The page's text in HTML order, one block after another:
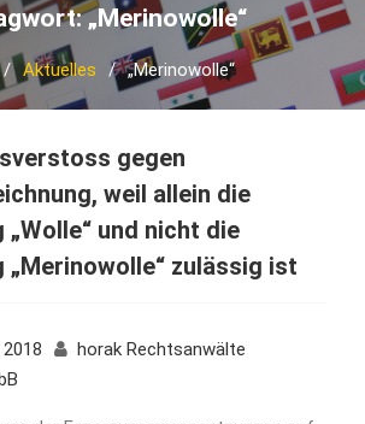
„Merinowolle“
Aktuelles „Merinowolle“
gegen
weil allein die
„Wolle“ und nicht die
„Merinowolle“ zulässig ist
horak Rechtsanwälte